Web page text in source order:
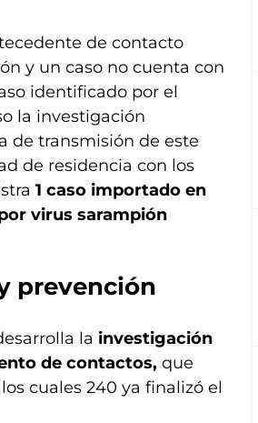
de contacto
y un caso no cuenta con
identificado por el
la investigación
de transmisión de este
de residencia con los
1 caso importado en
virus sarampión
prevención
la investigación
de contactos, que
cuales 240 ya finalizó el